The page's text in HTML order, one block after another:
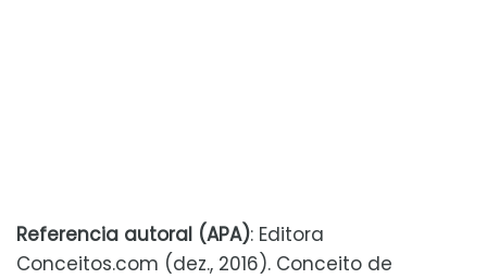
Referencia autoral (APA): Editora
Conceitos.com (dez., 2016). Conceito de